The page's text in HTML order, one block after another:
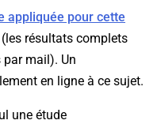
appliquée pour cette
(les résultats complets
par mail). Un
en ligne à ce sujet.
une étude